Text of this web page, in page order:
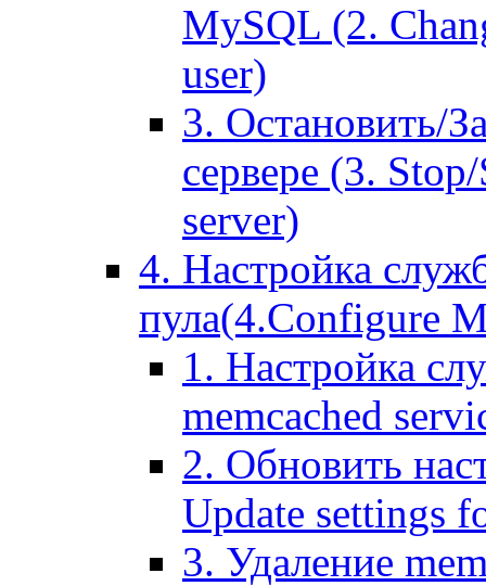
MySQL (2.
user)
3. Остановить/
сервере (3.
server)
4. Настройка
пула(4.Configure
1. Настройка
memcached
2. Обновить
Update settings
3. Удаление